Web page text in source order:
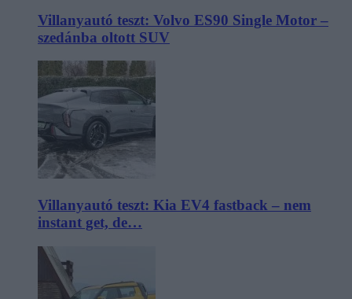
Villanyautó teszt: Volvo ES90 Single Motor –
szedánba oltott SUV
Villanyautó teszt: Kia EV4 fastback – nem
instant get, de…